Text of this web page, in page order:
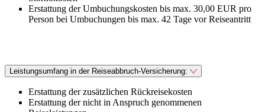
Erstattung der Umbuchungskosten bis max. 30,00 EUR pro
Person bei Umbuchungen bis max. 42 Tage vor Reiseantritt
Leistungsumfang in der Reiseabbruch-Versicherung:
Erstattung der zusätzlichen Rückreisekosten
Erstattung der nicht in Anspruch genommenen